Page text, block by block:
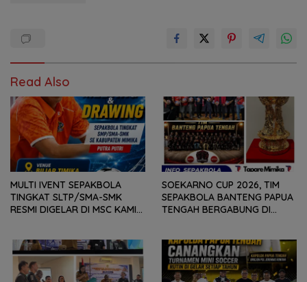
Read Also
MULTI IVENT SEPAKBOLA
TINGKAT SLTP/SMA-SMK
RESMI DIGELAR DI MSC KAMIS
UNTUK MENGEMBANGKAN
BAKAT
SOEKARNO CUP 2026, TIM
SEPAKBOLA BANTENG PAPUA
TENGAH BERGABUNG DI
KALIMANTAN TIMUR DAN DIY
YOGYAKARTA